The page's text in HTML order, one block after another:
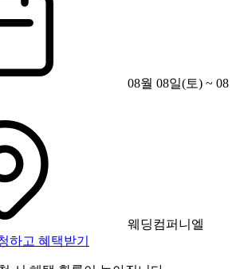
08월 08일(토) ~ 08
웨딩컴퍼니엘
하고 혜택받기